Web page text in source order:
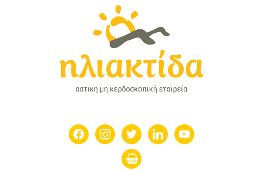
facebookinstagramtwitter linkedin youtube
shopping-
basket